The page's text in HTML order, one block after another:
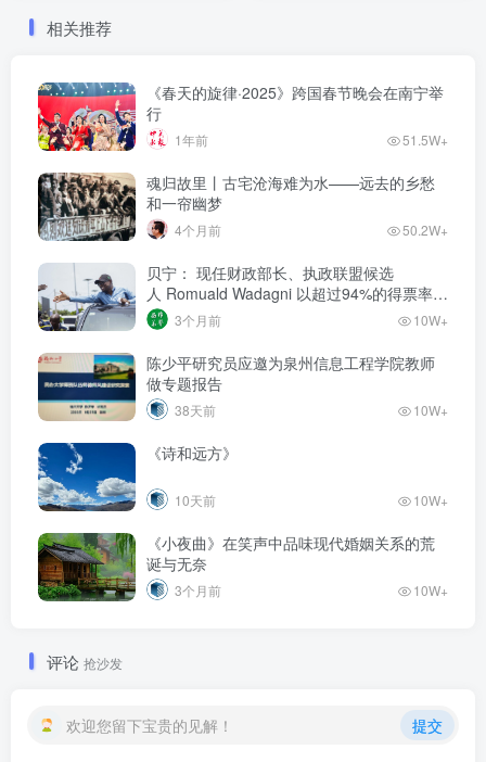
相关推荐
《春天的旋律·2025》跨国春节晚会在南宁举
行
1年前 51.5W+
魂归故里丨古宅沧海难为水——远去的乡愁
和一帘幽梦
4个月前 50.2W+
贝宁： 现任财政部长、执政联盟候选
人‌ Romuald Wadagni 以超过94%的得票率当
选新任总统‌
3个月前 10W+
陈少平研究员应邀为泉州信息工程学院教师
做专题报告
38天前 10W+
《诗和远方》
10天前 10W+
《小夜曲》在笑声中品味现代婚姻关系的荒
诞与无奈
3个月前 10W+
评论 抢沙发
欢迎您留下宝贵的见解！ 提交